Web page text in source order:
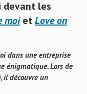
devant les
moietLove on
dans une entreprise
énigmatique. Lors de
il découvre un